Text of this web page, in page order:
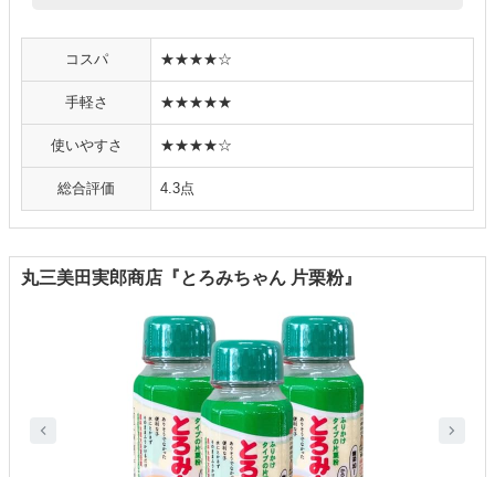
コスパ ★★★★☆
手軽さ ★★★★★
使いやすさ ★★★★☆
総合評価 4.3点
丸三美田実郎商店『とろみちゃん 片栗粉』